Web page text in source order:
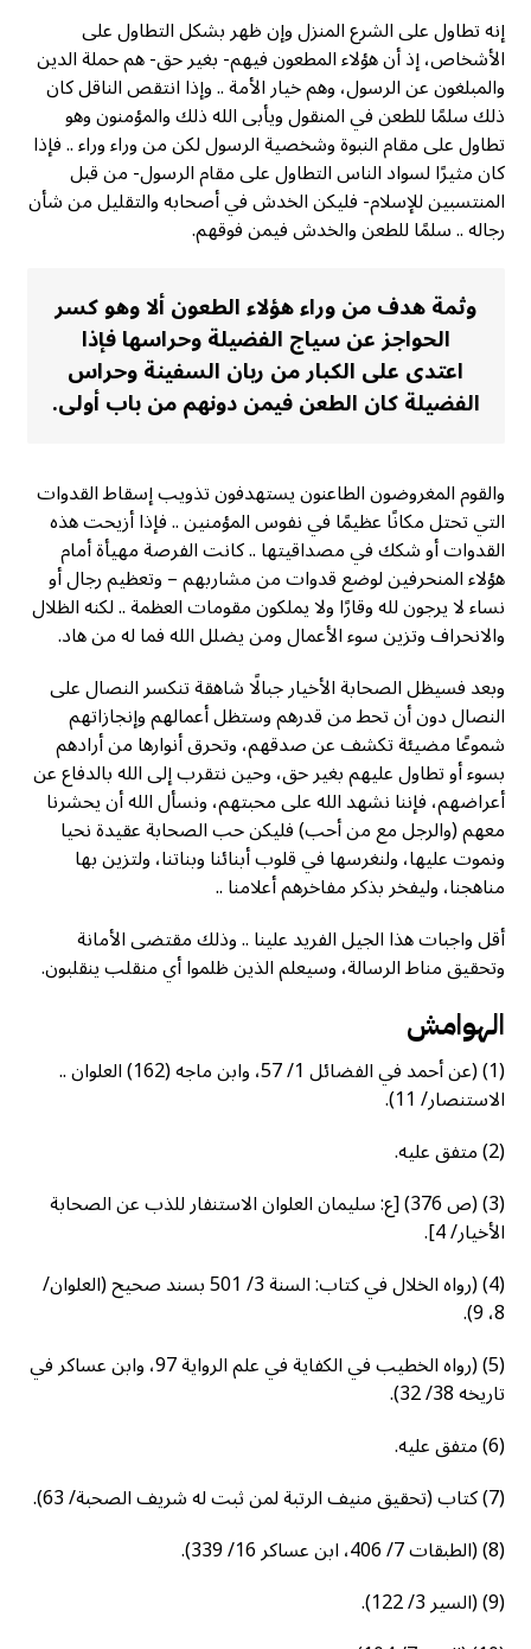
إنه تطاول على الشرع المنزل وإن ظهر بشكل التطاول على
الأشخاص، إذ أن هؤلاء المطعون فيهم- بغير حق- هم حملة الدين
والمبلغون عن الرسول، وهم خيار الأمة .. وإذا انتقص الناقل كان
ذلك سلمًا للطعن في المنقول ويأبى الله ذلك والمؤمنون وهو
تطاول على مقام النبوة وشخصية الرسول لكن من وراء وراء .. فإذا
كان مثيرًا لسواد الناس التطاول على مقام الرسول- من قبل
المنتسبين للإسلام- فليكن الخدش في أصحابه والتقليل من شأن
رجاله .. سلمًا للطعن والخدش فيمن فوقهم.
وثمة هدف من وراء هؤلاء الطعون ألا وهو كسر
الحواجز عن سياج الفضيلة وحراسها فإذا
اعتدى على الكبار من ربان السفينة وحراس
الفضيلة كان الطعن فيمن دونهم من باب أولى.
والقوم المغروضون الطاعنون يستهدفون تذويب إسقاط القدوات
التي تحتل مكانًا عظيمًا في نفوس المؤمنين .. فإذا أزيحت هذه
القدوات أو شكك في مصداقيتها .. كانت الفرصة مهيأة أمام
هؤلاء المنحرفين لوضع قدوات من مشاربهم – وتعظيم رجال أو
نساء لا يرجون لله وقارًا ولا يملكون مقومات العظمة .. لكنه الظلال
والانحراف وتزين سوء الأعمال ومن يضلل الله فما له من هاد.
وبعد فسيظل الصحابة الأخيار جبالًا شاهقة تنكسر النصال على
النصال دون أن تحط من قدرهم وستظل أعمالهم وإنجازاتهم
شموعًا مضيئة تكشف عن صدقهم، وتحرق أنوارها من أرادهم
بسوء أو تطاول عليهم بغير حق، وحين نتقرب إلى الله بالدفاع عن
أعراضهم، فإننا نشهد الله على محبتهم، ونسأل الله أن يحشرنا
معهم (والرجل مع من أحب) فليكن حب الصحابة عقيدة نحيا
ونموت عليها، ولنغرسها في قلوب أبنائنا وبناتنا، ولتزين بها
مناهجنا، وليفخر بذكر مفاخرهم أعلامنا ..
أقل واجبات هذا الجيل الفريد علينا .. وذلك مقتضى الأمانة
وتحقيق مناط الرسالة، وسيعلم الذين ظلموا أي منقلب ينقلبون.
الهوامش
(1) (عن أحمد في الفضائل 1/ 57، وابن ماجه (162) العلوان ..
الاستنصار/ 11).
(2) متفق عليه.
(3) (ص 376) [ع: سليمان العلوان الاستنفار للذب عن الصحابة
الأخيار/ 4].
(4) (رواه الخلال في كتاب: السنة 3/ 501 بسند صحيح (العلوان/
8، 9).
(5) (رواه الخطيب في الكفاية في علم الرواية 97، وابن عساكر في
تاريخه 38/ 32).
(6) متفق عليه.
(7) كتاب (تحقيق منيف الرتبة لمن ثبت له شريف الصحبة/ 63).
(8) (الطبقات 7/ 406، ابن عساكر 16/ 339).
(9) (السير 3/ 122).